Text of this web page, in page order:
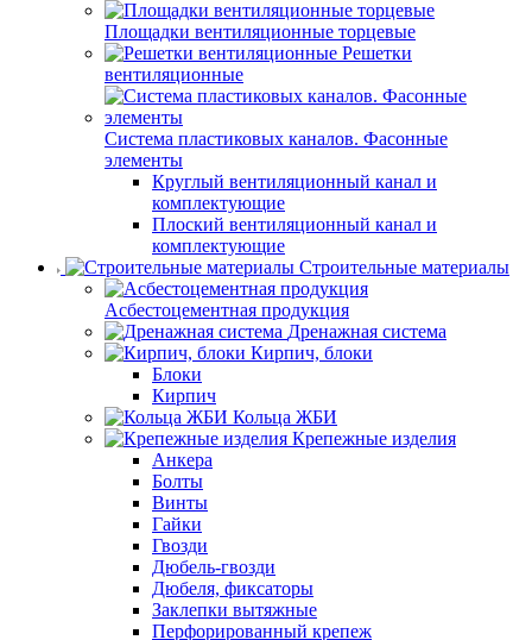
Площадки вентиляционные торцевые
Решетки
вентиляционные
Система пластиковых каналов. Фасонные
элементы
Круглый вентиляционный канал и
комплектующие
Плоский вентиляционный канал и
комплектующие
Строительные материалы
Асбестоцементная продукция
Дренажная система
Кирпич, блоки
Блоки
Кирпич
Кольца ЖБИ
Крепежные изделия
Анкера
Болты
Винты
Гайки
Гвозди
Дюбель-гвозди
Дюбеля, фиксаторы
Заклепки вытяжные
Перфорированный крепеж